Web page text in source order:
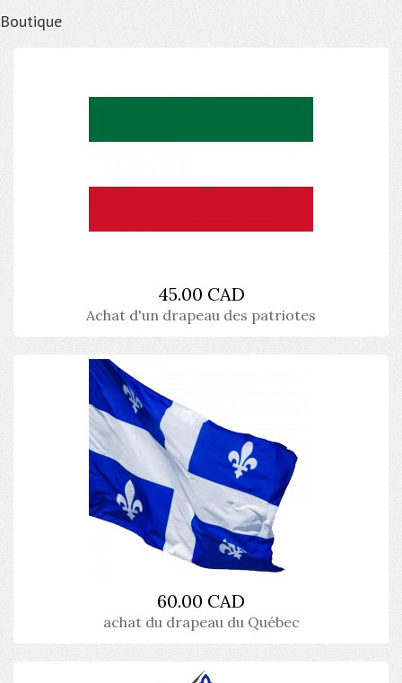
Boutique
45.00 CAD
Achat d'un drapeau des patriotes
60.00 CAD
achat du drapeau du Québec